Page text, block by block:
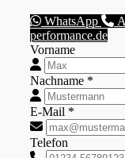
WhatsApp
performance.de
Vorname
Nachname *
E-Mail *
Telefon